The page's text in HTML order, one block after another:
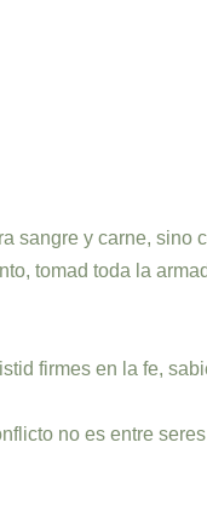
sangre y carne, sino
tomad toda la
firmes en la fe,
no es entre